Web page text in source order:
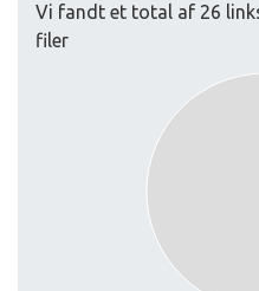
Vi fandt et total af 26
filer